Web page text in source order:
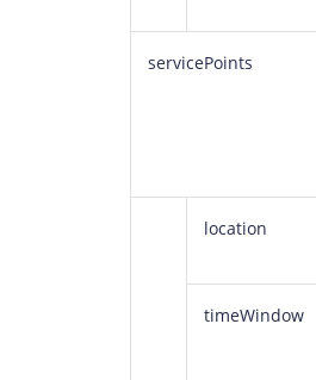
servicePoints
location
timeWindow